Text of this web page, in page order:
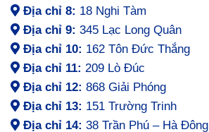
Địa chỉ 8: 18 Nghi Tàm
Địa chỉ 9: 345 Lạc Long Quân
Địa chỉ 10: 162 Tôn Đức Thắng
Địa chỉ 11: 209 Lò Đúc
Địa chỉ 12: 868 Giải Phóng
Địa chỉ 13: 151 Trường Trinh
Địa chỉ 14: 38 Trần Phú – Hà Đông